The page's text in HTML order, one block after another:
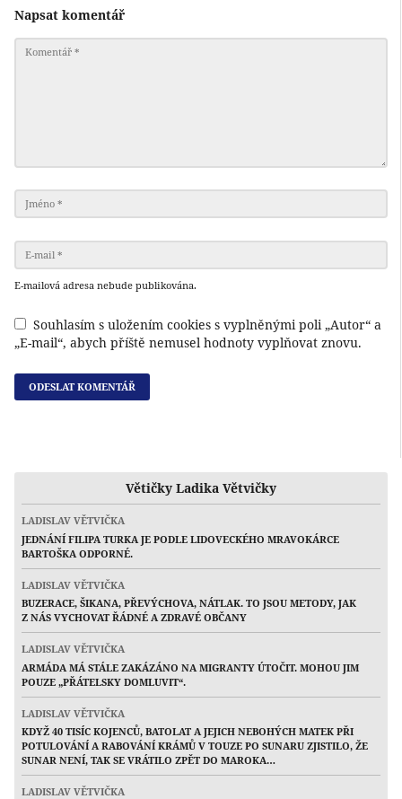
Napsat komentář
E-mailová adresa nebude publikována.
Souhlasím s uložením cookies s vyplněnými poli „Autor“ a
„E-mail“, abych příště nemusel hodnoty vyplňovat znovu.
Větičky Ladika Větvičky
LADISLAV VĚTVIČKA
JEDNÁNÍ FILIPA TURKA JE PODLE LIDOVECKÉHO MRAVOKÁRCE
BARTOŠKA ODPORNÉ.
LADISLAV VĚTVIČKA
BUZERACE, ŠIKANA, PŘEVÝCHOVA, NÁTLAK. TO JSOU METODY, JAK
Z NÁS VYCHOVAT ŘÁDNÉ A ZDRAVÉ OBČANY
LADISLAV VĚTVIČKA
ARMÁDA MÁ STÁLE ZAKÁZÁNO NA MIGRANTY ÚTOČIT. MOHOU JIM
POUZE „PŘÁTELSKY DOMLUVIT“.
LADISLAV VĚTVIČKA
KDYŽ 40 TISÍC KOJENCŮ, BATOLAT A JEJICH NEBOHÝCH MATEK PŘI
POTULOVÁNÍ A RABOVÁNÍ KRÁMŮ V TOUZE PO SUNARU ZJISTILO, ŽE
SUNAR NENÍ, TAK SE VRÁTILO ZPĚT DO MAROKA…
LADISLAV VĚTVIČKA